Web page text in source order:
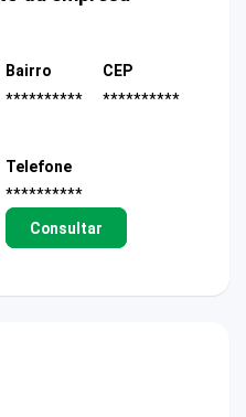
Bairro
**********
CEP
**********
Telefone
**********
Consultar